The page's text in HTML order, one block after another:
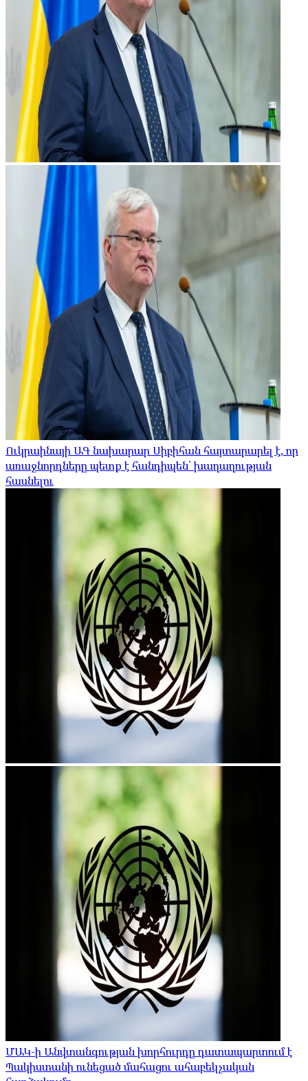
Ուկրաինայի ԱԳ նախարար Սիբիհան հայտարարել է, որ
առաջնորդները պետք է հանդիպեն՝ խաղաղության
հասնելու
ՄԱԿ-ի Անվտանգության խորհուրդը դատապարտում է
Պակիստանի ունեցած մահացու ահաբեկչական